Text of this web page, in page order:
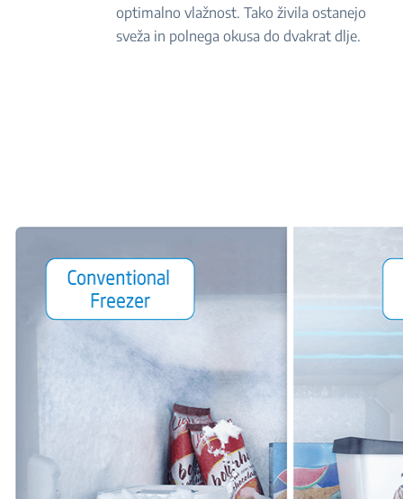
optimalno vlažnost. Tako živila ostanejo
sveža in polnega okusa do dvakrat dlje.